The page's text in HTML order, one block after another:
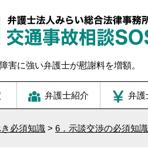
害に強い弁護士が慰謝料を増額。
弁護士紹介 弁護
必須知識 > 6．示談交渉の必須知識